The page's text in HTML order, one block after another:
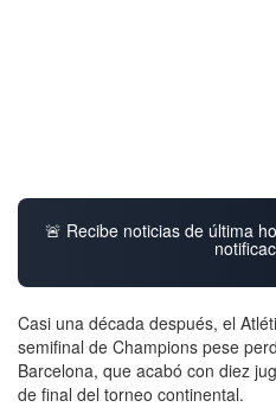
🚨 Recibe noticias de última
Casi una década después, el
semifinal de Champions pese
Barcelona, que acabó con diez
de final del torneo continental.